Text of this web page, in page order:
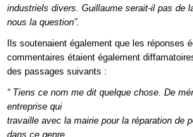
industriels divers. Guillaume serait-il pas de
nous la question”.
Ils soutenaient également que les réponses
commentaires étaient également
des passages suivants :
“ Tiens ce nom me dit quelque chose. De
entreprise qui
travaille avec la mairie pour la réparation de
dans ce genre.